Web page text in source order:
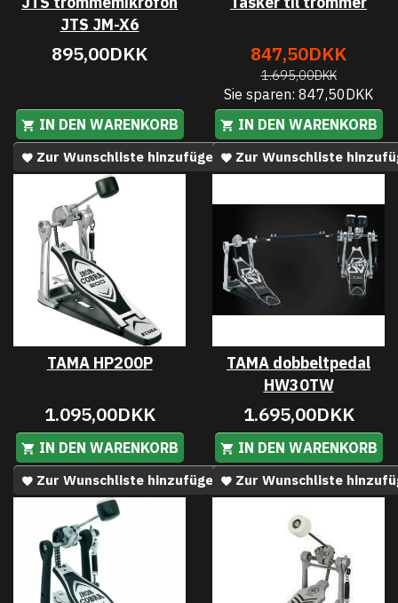
JTS JM-X6
895,00DKK
IN DEN WARENKORB
Zur Wunschliste hinzufügen
847,50DKK
1.695,00DKK
Sie sparen: 847,50DKK
IN DEN WARENKORB
Zur Wunschliste
TAMA HP200P
1.095,00DKK
IN DEN WARENKORB
Zur Wunschliste hinzufügen
TAMA dobbeltpedal
HW30TW
1.695,00DKK
IN DEN WARENKORB
Zur Wunschliste